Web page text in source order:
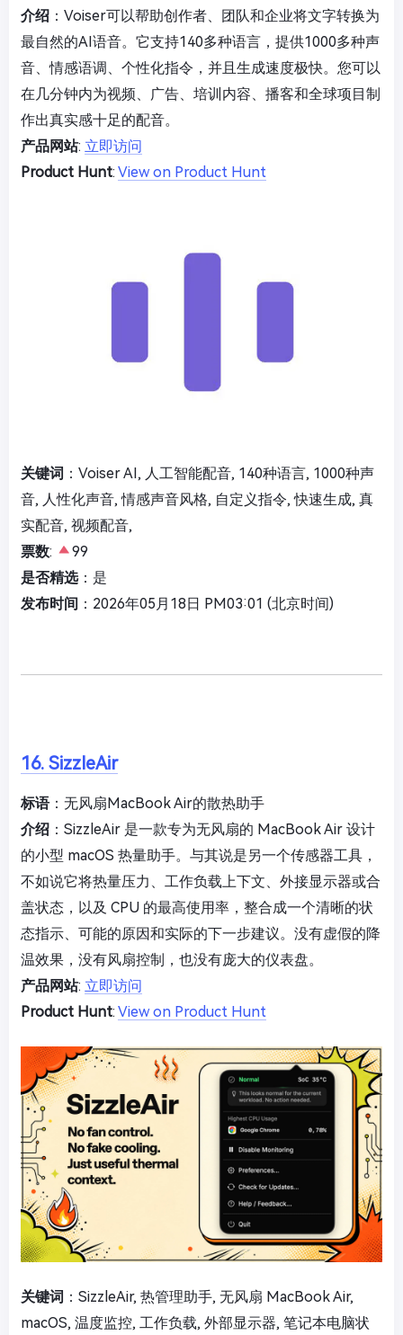
介绍 ：Voiser可以帮助创作者、团队和企业将文字转换为
最自然的AI语音。它支持140多种语言，提供1000多种声
音、情感语调、个性化指令，并且生成速度极快。您可以
在几分钟内为视频、广告、培训内容、播客和全球项目制
作出真实感十足的配音。
产品网站: 立即访问
Product Hunt: View on Product Hunt
关键词 ：Voiser AI, 人工智能配音, 140种语言, 1000种声
音, 人性化声音, 情感声音风格, 自定义指令, 快速生成, 真
实配音, 视频配音,
票数:
99
是否精选：是
发布时间 ：2026年05月18日 PM03:01 (北京时间)
16. SizzleAir
标语：无风扇MacBook Air的散热助手
介绍 ：SizzleAir 是一款专为无风扇的 MacBook Air 设计
的小型 macOS 热量助手。与其说是另一个传感器工具，
不如说它将热量压力、工作负载上下文、外接显示器或合
盖状态，以及 CPU 的最高使用率，整合成一个清晰的状
态指示、可能的原因和实际的下一步建议。没有虚假的降
温效果，没有风扇控制，也没有庞大的仪表盘。
产品网站: 立即访问
Product Hunt: View on Product Hunt
关键词 ：SizzleAir, 热管理助手, 无风扇 MacBook Air,
macOS, 温度监控, 工作负载, 外部显示器, 笔记本电脑状